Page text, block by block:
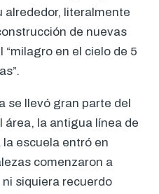
alrededor, literalmente
de nuevas
en el cielo de 5
se llevó gran parte del
área, la antigua línea de
escuela entró en
comenzaron a
siquiera recuerdo